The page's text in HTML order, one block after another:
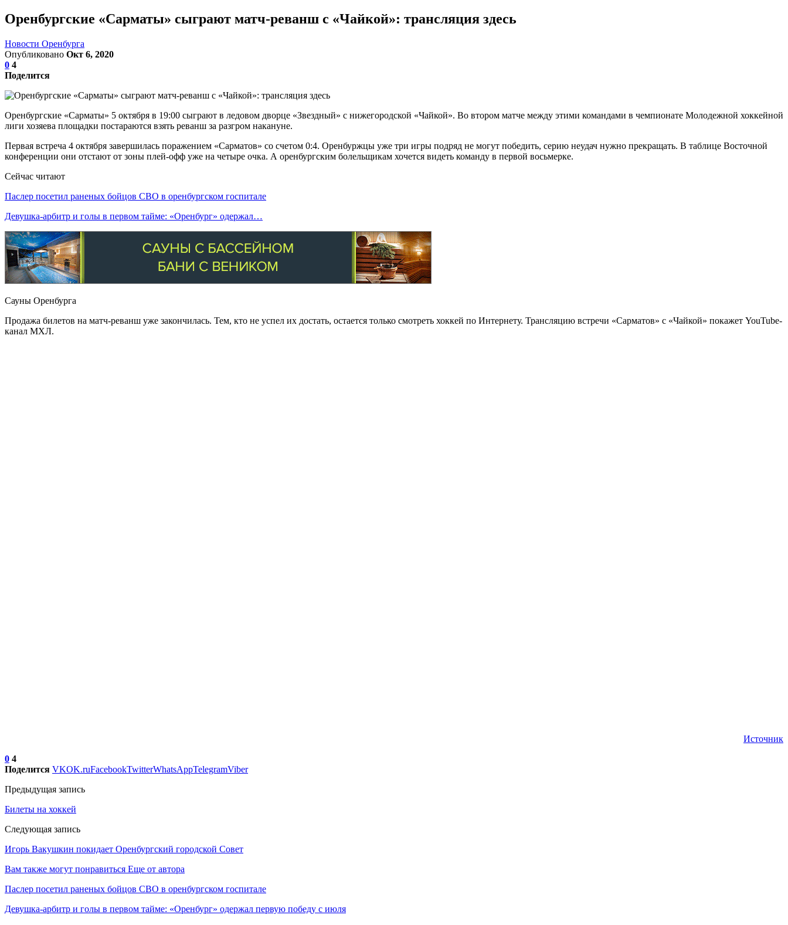
Оренбургские «Сарматы» сыграют матч-реванш с «Чайкой»: трансляция здесь
Новости Оренбурга
Опубликовано Окт 6, 2020
0 4
Поделится
Оренбургские «Сарматы» 5 октября в 19:00 сыграют в ледовом дворце «Звездный» с нижегородской «Чайкой». Во втором матче между этими командами в чемпионате Молодежной хоккейной
лиги хозяева площадки постараются взять реванш за разгром накануне.
Первая встреча 4 октября завершилась поражением «Сарматов» со счетом 0:4. Оренбуржцы уже три игры подряд не могут победить, серию неудач нужно прекращать. В таблице Восточной
конференции они отстают от зоны плей-офф уже на четыре очка. А оренбургским болельщикам хочется видеть команду в первой восьмерке.
Сейчас читают
Паслер посетил раненых бойцов СВО в оренбургском госпитале
Девушка-арбитр и голы в первом тайме: «Оренбург» одержал…
Сауны Оренбурга
Продажа билетов на матч-реванш уже закончилась. Тем, кто не успел их достать, остается только смотреть хоккей по Интернету. Трансляцию встречи «Сарматов» с «Чайкой» покажет YouTube-
канал МХЛ.
Источник
0 4
Поделится VKOK.ruFacebookTwitterWhatsAppTelegramViber
Предыдущая запись
Билеты на хоккей
Следующая запись
Игорь Вакушкин покидает Оренбургский городской Совет
Вам также могут понравиться Еще от автора
Паслер посетил раненых бойцов СВО в оренбургском госпитале
Девушка-арбитр и голы в первом тайме: «Оренбург» одержал первую победу с июля